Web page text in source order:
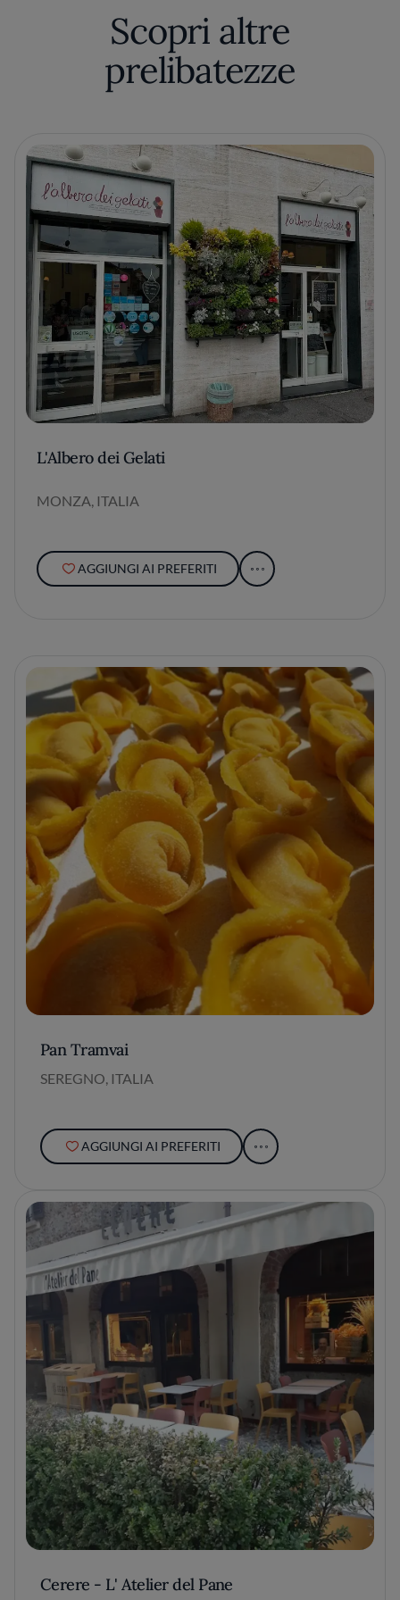
Scopri altre
prelibatezze
L'Albero dei Gelati
MONZA, ITALIA
AGGIUNGI AI PREFERITI
Pan Tramvai
SEREGNO, ITALIA
AGGIUNGI AI PREFERITI
Cerere - L' Atelier del Pane